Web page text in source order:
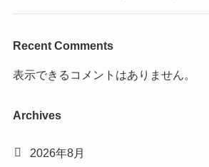
Recent Comments
表示できるコメントはありません。
Archives
2026年8月